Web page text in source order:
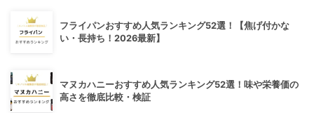
フライパンおすすめ人気ランキング52選！【焦げ付かな
い・長持ち！2026最新】
マヌカハニーおすすめ人気ランキング52選！味や栄養価の
高さを徹底比較・検証